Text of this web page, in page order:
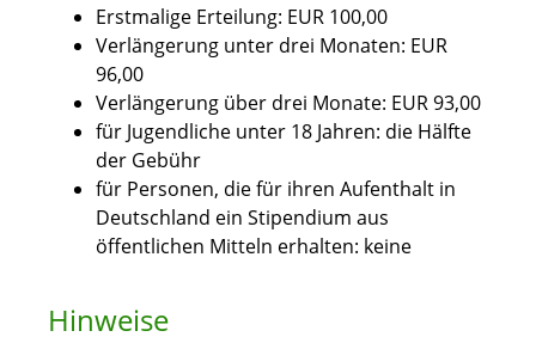
Erstmalige Erteilung: EUR 100,00
Verlängerung unter drei Monaten: EUR
96,00
Verlängerung über drei Monate: EUR 93,00
für Jugendliche unter 18 Jahren: die Hälfte
der Gebühr
für Personen, die für ihren Aufenthalt in
Deutschland ein Stipendium aus
öffentlichen Mitteln erhalten: keine
Hinweise